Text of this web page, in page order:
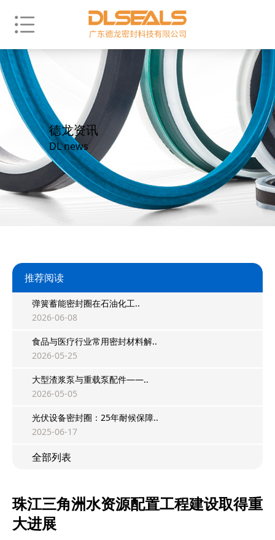
德龙资讯
DL news
推荐阅读
弹簧蓄能密封圈在石油化工..
2026-06-08
食品与医疗行业常用密封材料解..
2026-05-25
大型渣浆泵与重载泵配件——..
2026-05-05
光伏设备密封圈：25年耐候保障..
2025-06-17
全部列表
珠江三角洲水资源配置工程建设取得重
大进展